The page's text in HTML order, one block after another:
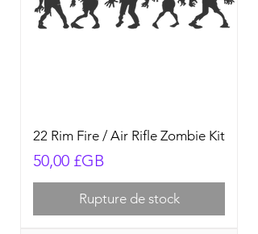
22 Rim Fire / Air Rifle Zombie Kit
Prix
50,00 £GB
Rupture de stock